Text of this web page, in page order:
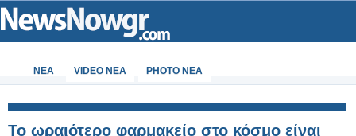
ΝΕΑ VIDEO NEA PHOTO NEA
To ωραιότερο φαρμακείο στο κόσμο είναι